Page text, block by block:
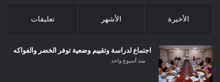
الأخيرة الأشهر تعليقات
اجتماع لدراسة وتقييم وضعية توفر الخضر والفواكه
منذ أسبوع واحد